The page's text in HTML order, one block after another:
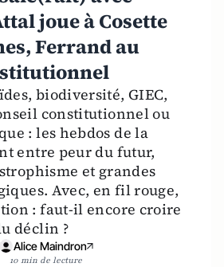
joue à Cosette
Ferrand au
biodiversité, GIEC,
constitutionnel ou
: les hebdos de la
entre peur du futur,
et grandes
Avec, en fil rouge,
: faut-il encore croire
déclin ?
Alice Maindron
10 min de lecture